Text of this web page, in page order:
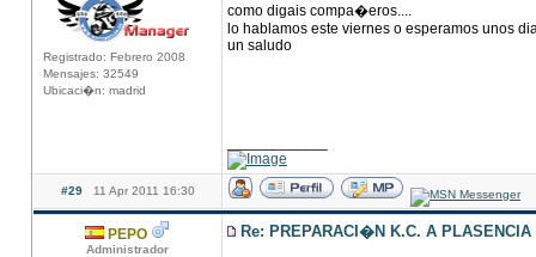
Registrado: Febrero 2008
Mensajes: 32549
Ubicaci�n: madrid
como digais compa�eros....
lo hablamos este viernes o esperamos unos
un saludo
#29 11 Apr 2011 16:30
PEPO
Administrador
Re: PREPARACI�N K.C. A PLASENCIA